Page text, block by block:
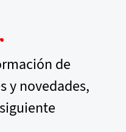
de
y novedades,